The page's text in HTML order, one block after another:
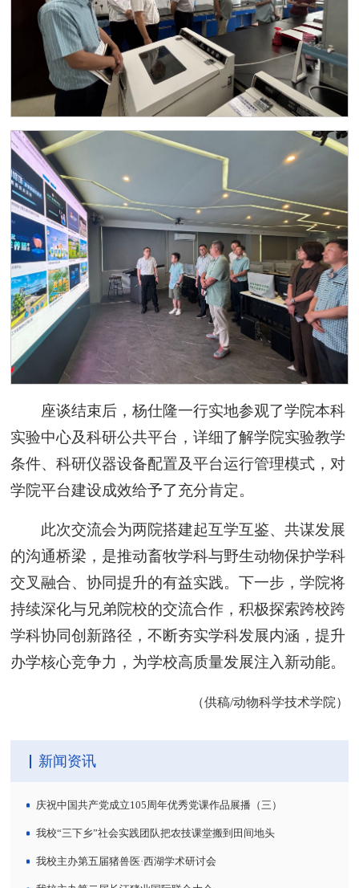
座谈结束后，杨仕隆一行实地参观了学院本科
实验中心及科研公共平台，详细了解学院实验教学
条件、科研仪器设备配置及平台运行管理模式，对
学院平台建设成效给予了充分肯定。
此次交流会为两院搭建起互学互鉴、共谋发展
的沟通桥梁，是推动畜牧学科与野生动物保护学科
交叉融合、协同提升的有益实践。下一步，学院将
持续深化与兄弟院校的交流合作，积极探索跨校跨
学科协同创新路径，不断夯实学科发展内涵，提升
办学核心竞争力，为学校高质量发展注入新动能。
（供稿/动物科学技术学院）
新闻资讯
庆祝中国共产党成立105周年优秀党课作品展播（三）
我校“三下乡”社会实践团队把农技课堂搬到田间地头
我校主办第五届猪兽医·西湖学术研讨会